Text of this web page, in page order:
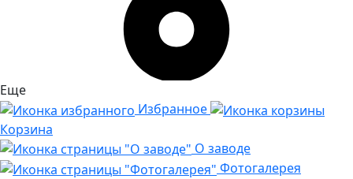
Еще
Избранное
Корзина
О заводе
Фотогалерея